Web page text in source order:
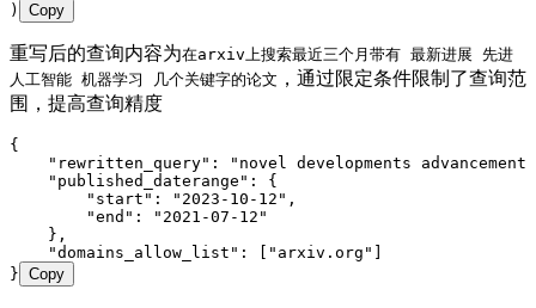
)
Copy
重写后的查询内容为在arxiv上搜索最近三个月带有 最新进展 先进
人工智能 机器学习 几个关键字的论文 ，通过限定条件限制了查询范
围，提高查询精度
{
    "
rewritten_query" : " novel developments
    "
published_daterange " :
{
        "
start " : " 2023-10-12 " ,
        "
end " : " 2021-07-12 "
    },
    "
domains_allow_list " : " arxiv.org "
} Copy